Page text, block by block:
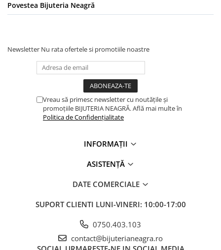
Povestea Bijuteria Neagră
Newsletter Nu rata ofertele si promotiile noastre
Vreau să primesc newsletter cu noutățile și
promoțiile BIJUTERIA NEAGRĂ. Află mai multe în
Politica de Confidențialitate
INFORMAȚII
ASISTENȚĂ
DATE COMERCIALE
SUPORT CLIENTI LUNI-VINERI: 10:00-17:00
0750.403.103
contact@bijuterianeagra.ro